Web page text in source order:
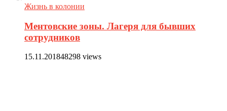
Жизнь в колонии
Ментовские зоны. Лагеря для бывших
сотрудников
15.11.201848298 views